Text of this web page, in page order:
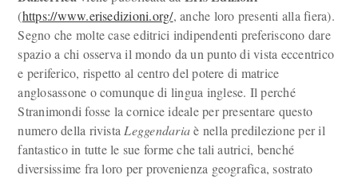
(https://www.erisedizioni.org/, anche loro presenti alla fiera).
Segno che molte case editrici indipendenti preferiscono dare
spazio a chi osserva il mondo da un punto di vista eccentrico
e periferico, rispetto al centro del potere di matrice
anglosassone o comunque di lingua inglese. Il perché
Stranimondi fosse la cornice ideale per presentare questo
numero della rivista Leggendariaè nella predilezione per il
fantastico in tutte le sue forme che tali autrici, benché
diversissime fra loro per provenienza geografica, sostrato